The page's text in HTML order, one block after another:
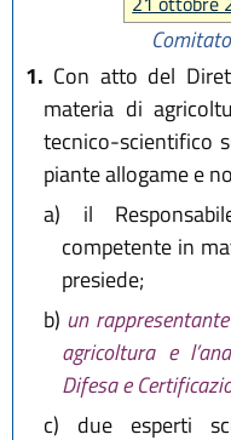
1. Con atto del
materia di
tecnico-scientifico
piante allogame e
a) il
competente in
presiede;
b) un
agricoltura e
Difesa e
c) due esperti